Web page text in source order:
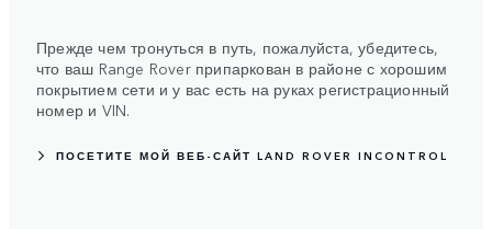
Прежде чем тронуться в путь, пожалуйста, убедитесь,
что ваш Range Rover припаркован в районе с хорошим
покрытием сети и у вас есть на руках регистрационный
номер и VIN.
ПОСЕТИТЕ МОЙ ВЕБ-САЙТ LAND ROVER INCONTROL